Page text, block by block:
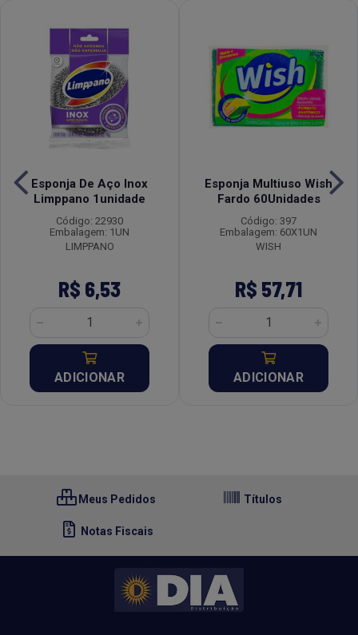
Esponja De Aço Inox
Limppano 1unidade
Código: 22930
Embalagem: 1UN
LIMPPANO
R$ 6,53
ADICIONAR
Esponja Multiuso Wish
Fardo 60Unidades
Código: 397
Embalagem: 60X1UN
WISH
R$ 57,71
ADICIONAR
Meus Pedidos Títulos
Notas Fiscais